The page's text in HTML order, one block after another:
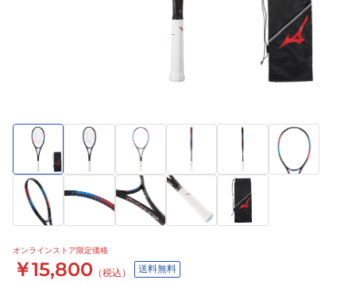
オンラインストア限定価格
￥15,800 （税込） 送料無料